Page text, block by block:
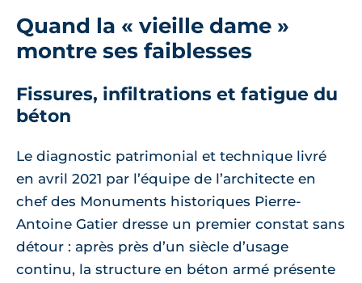
Quand la « vieille dame »
montre ses faiblesses
Fissures, infiltrations et fatigue du
béton
Le diagnostic patrimonial et technique livré
en avril 2021 par l’équipe de l’architecte en
chef des Monuments historiques Pierre-
Antoine Gatier dresse un premier constat sans
détour : après près d’un siècle d’usage
continu, la structure en béton armé présente